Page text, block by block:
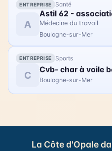
enfants). Vous pouvez
Rejoignez les
anniversaire !
ENTREPRISE Santé
A
Médecine du travail
Boulogne-sur-Mer
ENTREPRISE Sports
C Cvb- char à voile
Boulogne-sur-Mer
La Côte d'Opale